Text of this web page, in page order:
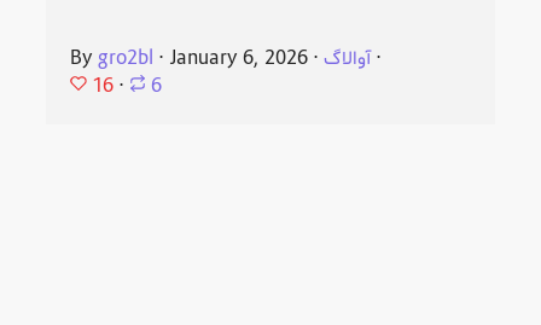
Bygro2bl ⋅ January 6, 2026 ⋅آوالاگ⋅
16 ⋅ 6